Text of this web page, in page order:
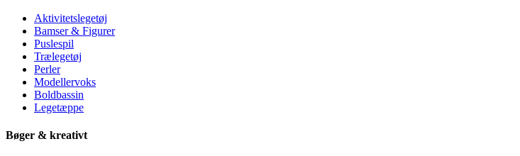
Aktivitetslegetøj
Bamser & Figurer
Puslespil
Trælegetøj
Perler
Modellervoks
Boldbassin
Legetæppe
Bøger & kreativt